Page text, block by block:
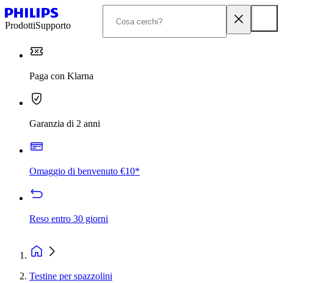
ProdottiSupporto
Paga con Klarna
Garanzia di 2 anni
Omaggio di benvenuto €10*
Reso entro 30 giorni
Testine per spazzolini